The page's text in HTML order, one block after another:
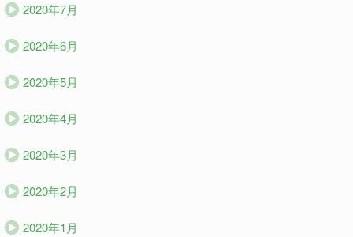
2020年7月
2020年6月
2020年5月
2020年4月
2020年3月
2020年2月
2020年1月